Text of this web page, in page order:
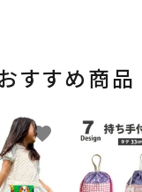
すすめ商品
favorite